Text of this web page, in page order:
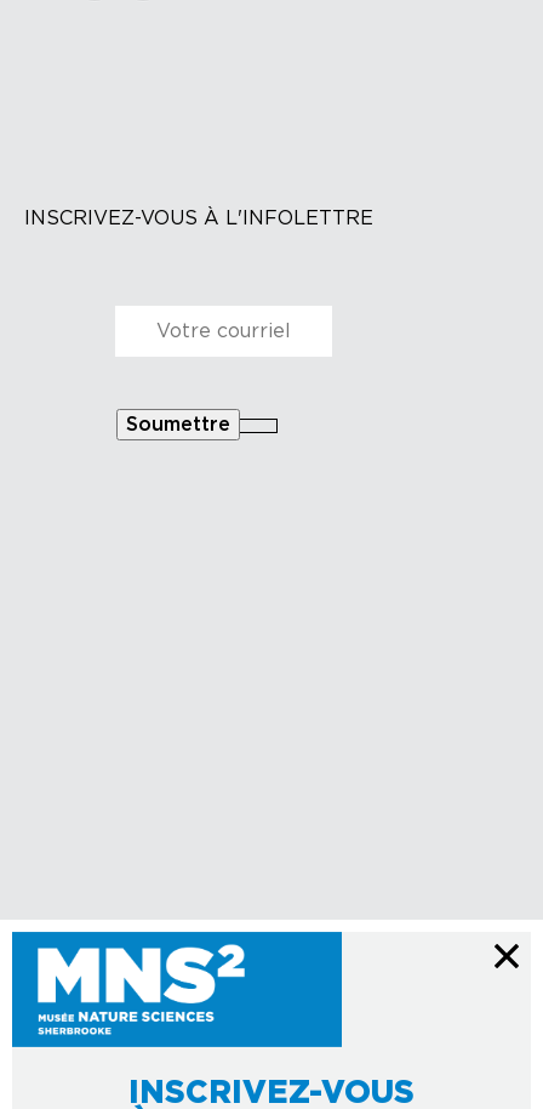
INSCRIVEZ-VOUS
INSCRIVEZ-VOUS À L'INFOLETTRE
Courriel *
Soumettre